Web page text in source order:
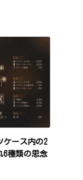
ケース内の2
6種類の思念